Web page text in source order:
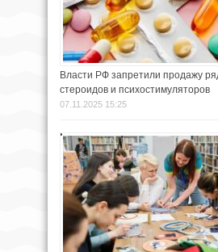
Власти РФ запретили продажу
стероидов и психостимуляторов
07.11.2025 15:25